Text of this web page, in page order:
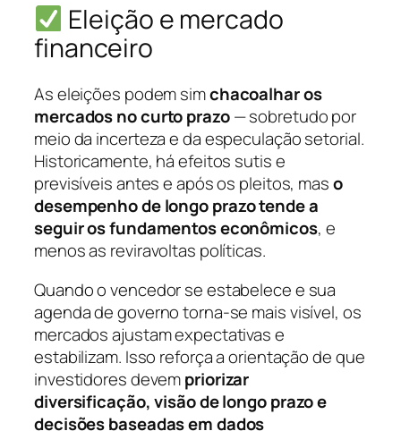
Eleição e mercado
financeiro
As eleições podem simchacoalhar os
mercados no curto prazo— sobretudo por
meio da incerteza e da especulação setorial.
Historicamente, há efeitos sutis e
previsíveis antes e após os pleitos, maso
desempenho de longo prazo tende a
seguir os fundamentos econômicos, e
menos as reviravoltas políticas.
Quando o vencedor se estabelece e sua
agenda de governo torna-se mais visível, os
mercados ajustam expectativas e
estabilizam. Isso reforça a orientação de que
investidores devempriorizar
diversificação, visão de longo prazo e
decisões baseadas em dados